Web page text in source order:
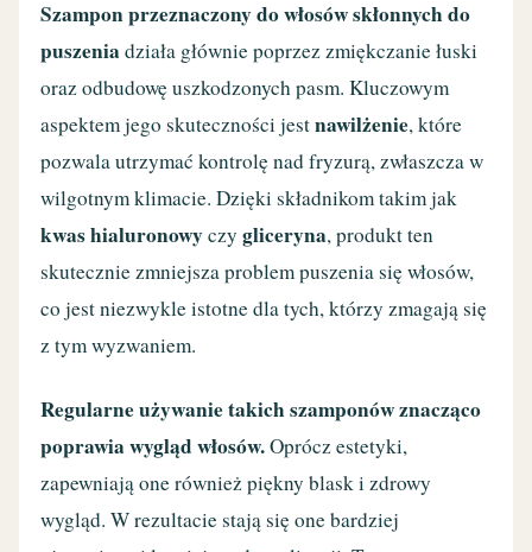
Szampon przeznaczony do włosów skłonnych do
puszenia działa głównie poprzez zmiękczanie łuski
oraz odbudowę uszkodzonych pasm. Kluczowym
aspektem jego skuteczności jestnawilżenie, które
pozwala utrzymać kontrolę nad fryzurą, zwłaszcza w
wilgotnym klimacie. Dzięki składnikom takim jak
kwas hialuronowyczygliceryna, produkt ten
skutecznie zmniejsza problem puszenia się włosów,
co jest niezwykle istotne dla tych, którzy zmagają się
z tym wyzwaniem.
Regularne używanie takich szamponów znacząco
poprawia wygląd włosów.Oprócz estetyki,
zapewniają one również piękny blask i zdrowy
wygląd. W rezultacie stają się one bardziej